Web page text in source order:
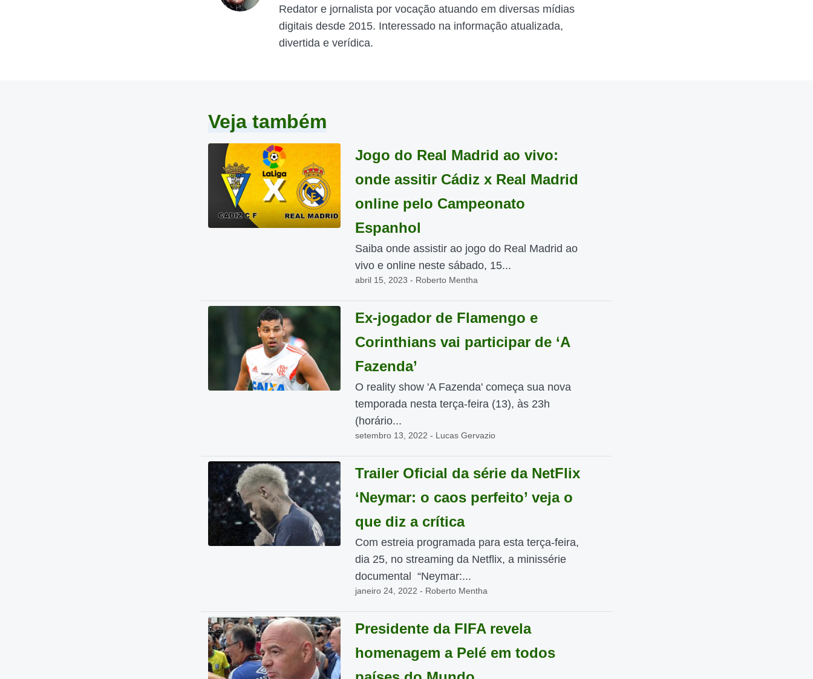
Redator e jornalista por vocação atuando em diversas mídias
digitais desde 2015. Interessado na informação atualizada,
divertida e verídica.
Veja também
Jogo do Real Madrid ao vivo:
onde assitir Cádiz x Real Madrid
online pelo Campeonato
Espanhol
Saiba onde assistir ao jogo do Real Madrid ao
vivo e online neste sábado, 15...
abril 15, 2023 - Roberto Mentha
Ex-jogador de Flamengo e
Corinthians vai participar de ‘A
Fazenda’
O reality show 'A Fazenda' começa sua nova
temporada nesta terça-feira (13), às 23h
(horário...
setembro 13, 2022 - Lucas Gervazio
Trailer Oficial da série da NetFlix
‘Neymar: o caos perfeito’ veja o
que diz a crítica
Com estreia programada para esta terça-feira,
dia 25, no streaming da Netflix, a minissérie
documental “Neymar:...
janeiro 24, 2022 - Roberto Mentha
Presidente da FIFA revela
homenagem a Pelé em todos